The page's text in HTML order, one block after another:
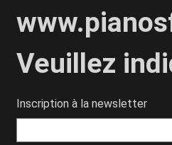
Veuillez
Inscription à la newsletter